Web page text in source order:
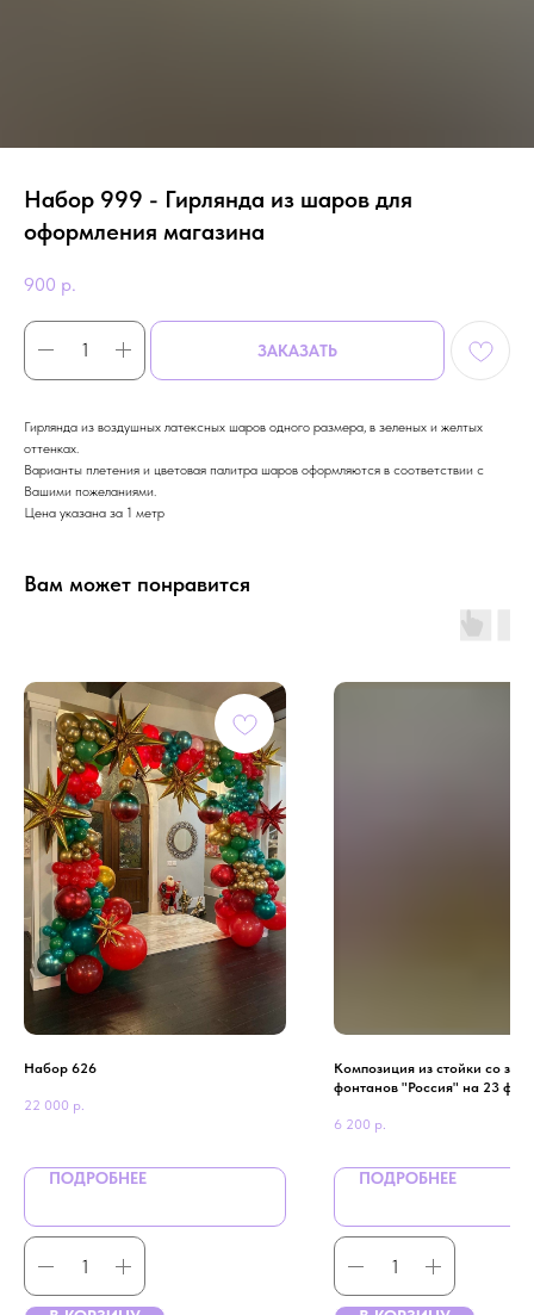
Набор 999 - Гирлянда из шаров для
оформления магазина
900 р.
ЗАКАЗАТЬ
Гирлянда из воздушных латексных шаров одного размера, в зеленых и желтых
оттенках.
Варианты плетения и цветовая палитра шаров оформляются в соответствии с
Вашими пожеланиями.
Цена указана за 1 метр
Вам может понравится
Набор 626
22 000 р.
ПОДРОБНЕЕ
Композиция из стойки со
фонтанов "Россия" на 23
6 200 р.
ПОДРОБНЕЕ